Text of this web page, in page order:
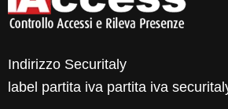
Indirizzo Securitaly
label partita iva partita iva